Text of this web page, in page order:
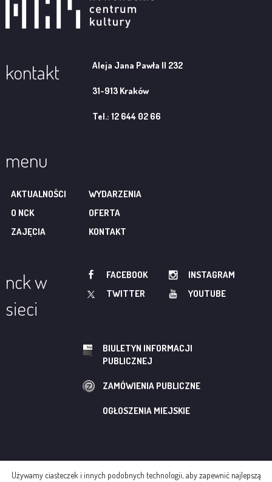
kontakt Aleja Jana Pawła II 232
31-913 Kraków
Tel.: 12 644 02 66
menu
AKTUALNOŚCI
WYDARZENIA
O NCK
OFERTA
ZAJĘCIA
KONTAKT
nck w
sieci
FACEBOOK
INSTAGRAM
TWITTER
YOUTUBE
BIULETYN INFORMACJI
PUBLICZNEJ
ZAMÓWIENIA PUBLICZNE
OGŁOSZENIA MIEJSKIE
Używamy ciasteczek i innych podobnych technologii, aby zapewnić najlepszą